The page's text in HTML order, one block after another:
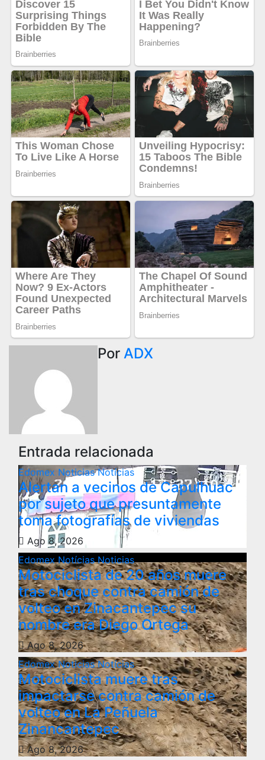
Por ADX
Entrada relacionada
Edomex NoticiasNotícias
Alertan a vecinos de Capulhuac
por sujeto que presuntamente
toma fotografías de viviendas
Ago 8, 2026
EdomexNotíciasNoticias
Motociclista de 20 años muere
tras choque contra camión de
volteo en Zinacantepec su
nombre era Diego Ortega
Ago 8, 2026
EdomexNoticiasNotícias
Motociclista muere tras
impactarse contra camión de
volteo en La Peñuela
Zinancantepec
Ago 8, 2026